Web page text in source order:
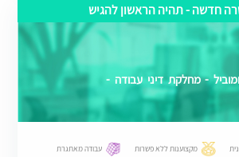
חדשה - תהיה הראשון להגיש
- מחלקת דיני עבודה -
מקצוענות ללא פשרות עבודה מאתגרת